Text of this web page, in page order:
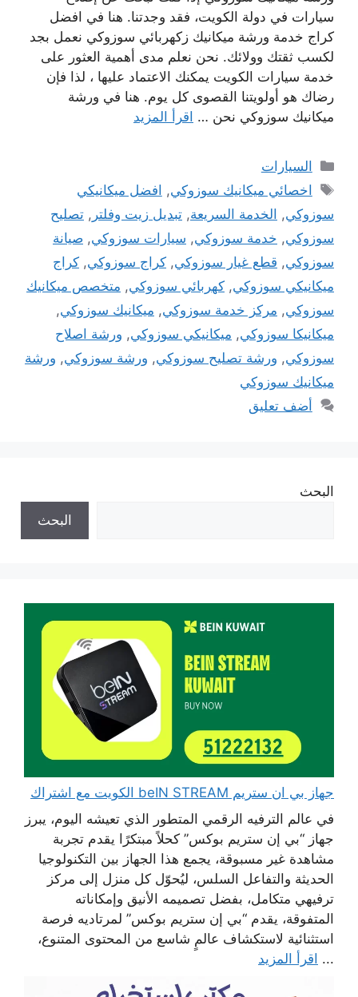
سيارات في دولة الكويت، فقد وجدتنا. هنا في افضل
كراج خدمة ورشة ميكانيك زكهربائي سوزوكي نعمل بجد
لكسب ثقتك وولائك. نحن نعلم مدى أهمية العثور على
خدمة سيارات الكويت يمكنك الاعتماد عليها ، لذا فإن
رضاك ​​هو أولويتنا القصوى كل يوم. هنا في ورشة
ميكانيك سوزوكي نحن … اقرأ المزيد
التصنيفات
السيارات
الوسوم
اخصائي ميكانيك سوزوكي, افضل ميكانيكي
سوزوكي, الخدمة السريعة, تبديل زيت وفلتر , تصليح
سوزوكي, خدمة سوزوكي, سيارات سوزوكي, صيانة
سوزوكي, قطع غيار سوزوكي, كراج سوزوكي, كراج
ميكانيكي سوزوكي, كهربائي سوزوكي, متخصص ميكانيك
سوزوكي, مركز خدمة سوزوكي, ميكانيك سوزوكي,
ميكانيكا سوزوكي, ميكانيكي سوزوكي, ورشة اصلاح
سوزوكي, ورشة تصليح سوزوكي, ورشة سوزوكي, ورشة
ميكانيك سوزوكي
أضف تعليق
البحث
البحث
جهاز بي ان ستريم beIN STREAM الكويت مع اشتراك
في عالم الترفيه الرقمي المتطور الذي تعيشه اليوم، يبرز
جهاز “بي إن ستريم بوكس” كحلاً مبتكرًا يقدم تجربة
مشاهدة غير مسبوقة، يجمع هذا الجهاز بين التكنولوجيا
الحديثة والتفاعل السلس، ليُحوّل كل منزل إلى مركز
ترفيهي متكامل، بفضل تصميمه الأنيق وإمكاناته
المتفوقة، يقدم “بي إن ستريم بوكس” لمرتاديه فرصة
استثنائية لاستكشاف عالمٍ شاسع من المحتوى المتنوع،
... اقرأ المزيد